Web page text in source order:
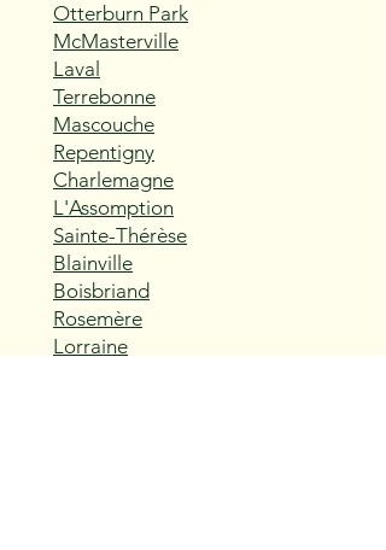
Otterburn Park
McMasterville
Laval
Terrebonne
Mascouche
Repentigny
Charlemagne
L'Assomption
Sainte-Thérèse
Blainville
Boisbriand
Rosemère
Lorraine